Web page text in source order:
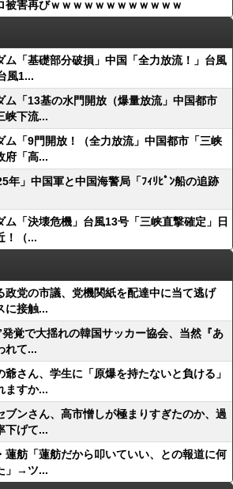
被害再びｗｗｗｗｗｗｗｗｗｗｗｗ
ム「基礎部分破損」中国「全力放流！」台風
風1...
ム「13基の水門開放（爆量放流」中国都市
峡下流...
ム「9門開放！（全力放流」中国都市「三峡
府「高...
年」中国軍と中国海警局「ﾌｨﾘﾋﾟﾝ船の追跡
ム「決壊危機」台風13号「三峡直撃確定」日
！（...
政党の市議、党機関紙を配達中に当て逃げ
に接触...
発覚で大揺れの韓国サッカー協会、当然『あ
れて...
爺さん、学生に「原爆を持たないと負ける」
ますか...
ブンさん、高市憎しが極まりすぎたのか、過
下げて...
蓮舫「蓮舫だから叩いていい、との報道に何
」→ツ...